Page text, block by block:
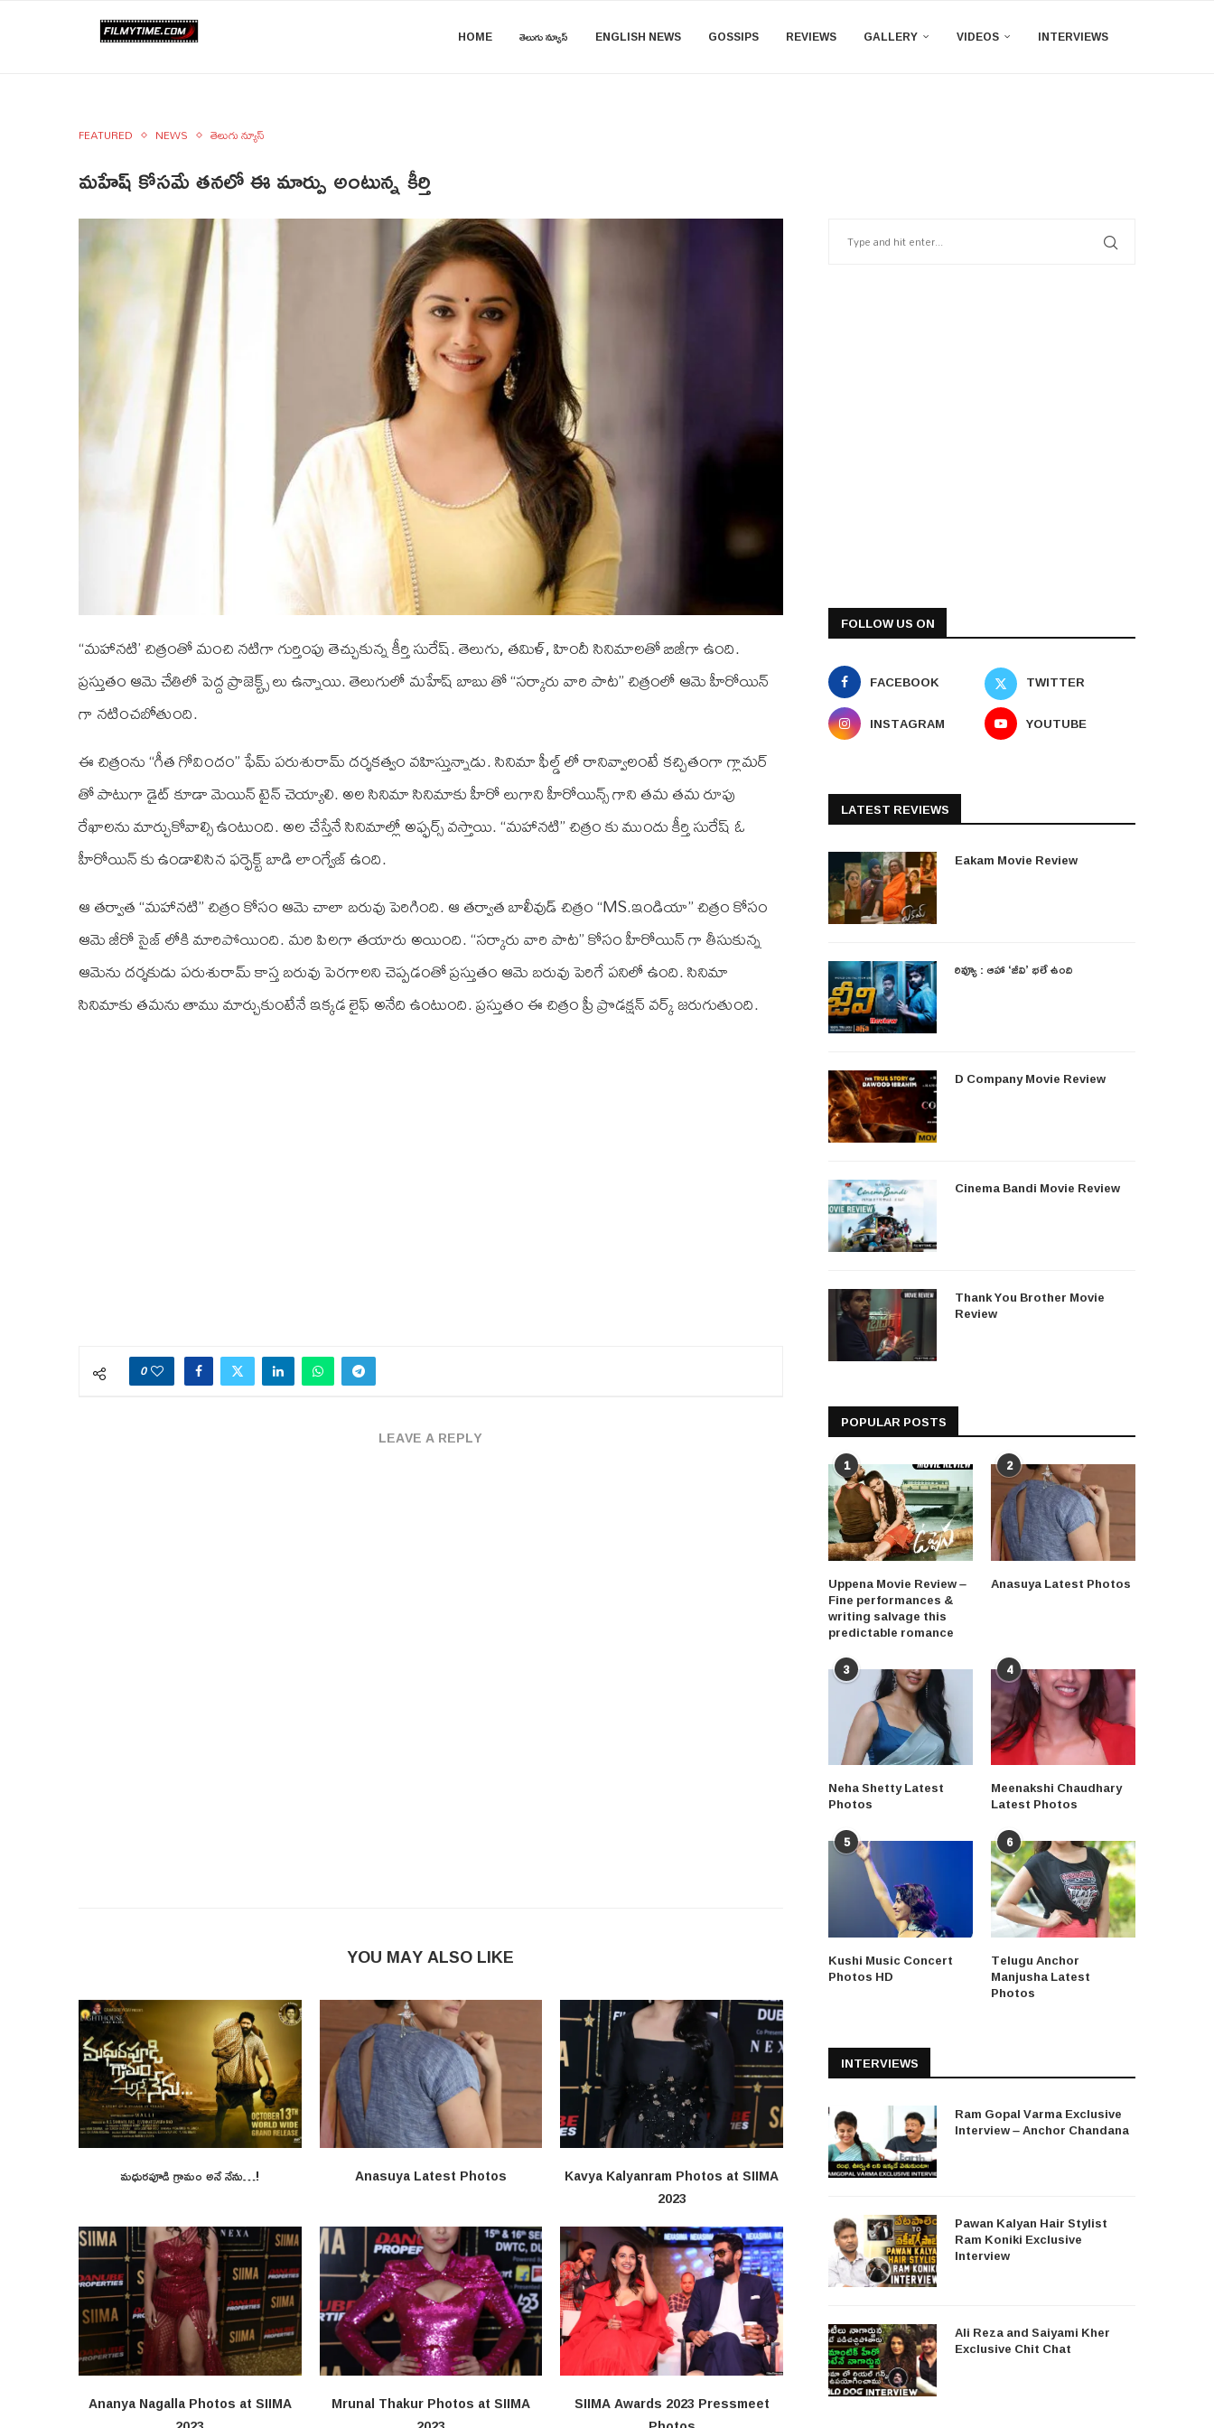
HOME తెలుగు న్యూస్ ENGLISH NEWS GOSSIPS REVIEWS GALLERY VIDEOS INTERVIEWS
FEATURED NEWS తెలుగు న్యూస్
మహేష్ కోసమే తనలో ఈ మార్పు అంటున్న కీర్తి
“మహానటి’ చిత్రంతో మంచి నటిగా గుర్తింపు తెచ్చుకున్న కీర్తి సురేష్. తెలుగు, తమిళ్, హిందీ సినిమాలతో బిజీగా ఉంది.
ప్రస్తుతం ఆమె చేతిలో పెద్ద ప్రాజెక్ట్స్ లు ఉన్నాయి. తెలుగులో మహేష్ బాబు తో “సర్కారు వారి పాట” చిత్రంలో ఆమె హీరోయిన్
గా నటించబోతుంది.
ఈ చిత్రంను “గీత గోవిందం” ఫేమ్ పరుశురామ్ దర్శకత్వం వహిస్తున్నాడు. సినిమా ఫీల్డ్ లో రానివ్వాలంటే కచ్చితంగా గ్లామర్
తో పాటుగా డైట్ కూడా మెయిన్ టైన్ చెయ్యాలి. అల సినిమా సినిమాకు హీరో లుగాని హీరోయిన్స్ గాని తమ తమ రూపు
రేఖాలను మార్చుకోవాల్సి ఉంటుంది. అల చేస్తేనే సినిమాల్లో అఫ్ఫర్స్ వస్తాయి. “మహానటి” చిత్రం కు ముందు కీర్తి సురేష్ ఓ
హీరోయిన్ కు ఉండాలిసిన ఫర్ఫెక్ట్ బాడి లాంగ్వేజ్ ఉంది.
ఆ తర్వాత “మహానటి” చిత్రం కోసం ఆమె చాలా బరువు పెరిగింది. ఆ తర్వాత బాలీవుడ్ చిత్రం “MS.ఇండియా” చిత్రం కోసం
ఆమె జీరో సైజ్ లోకి మారిపోయింది. మరి పిలగా తయారు అయింది. “సర్కారు వారి పాట” కోసం హీరోయిన్ గా తీసుకున్న
ఆమెను దర్శకుడు పరుశురామ్ కాస్త బరువు పెరగాలని చెప్పడంతో ప్రస్తుతం ఆమె బరువు పెరిగే పనిలో ఉంది. సినిమా
సినిమాకు తమను తాము మార్చుకుంటేనే ఇక్కడ లైఫ్ అనేది ఉంటుంది. ప్రస్తుతం ఈ చిత్రం ప్రీ ప్రొడక్షన్ వర్క్ జరుగుతుంది.
0
LEAVE A REPLY
YOU MAY ALSO LIKE
మధురపూడి గ్రామం అనే నేను…! Anasuya Latest Photos
Kavya Kalyanram Photos at SIIMA
2023
Ananya Nagalla Photos at SIIMA
Mrunal Thakur Photos at SIIMA
SIIMA Awards 2023 Pressmeet
FOLLOW US ON
FACEBOOK
TWITTER
INSTAGRAM
YOUTUBE
LATEST REVIEWS
Eakam Movie Review
రివ్యూ : ఆహా ‘జీవి’ భలే ఉంది
D Company Movie Review
Cinema Bandi Movie Review
Thank You Brother Movie
Review
POPULAR POSTS
1
Uppena Movie Review –
Fine performances &
writing salvage this
predictable romance
2
Anasuya Latest Photos
3
Neha Shetty Latest
Photos
4
Meenakshi Chaudhary
Latest Photos
5
Kushi Music Concert
Photos HD
6
Telugu Anchor
Manjusha Latest
Photos
INTERVIEWS
Ram Gopal Varma Exclusive
Interview – Anchor Chandana
Pawan Kalyan Hair Stylist
Ram Koniki Exclusive
Interview
Ali Reza and Saiyami Kher
Exclusive Chit Chat